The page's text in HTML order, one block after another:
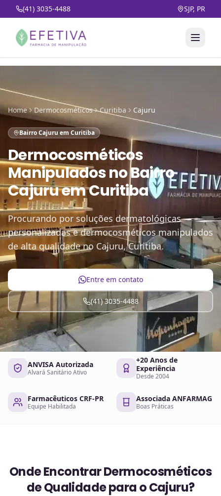
(41) 3035-4488 SJP, PR
Home Dermocosméticos Curitiba Cajuru
Bairro Cajuru em Curitiba
Dermocosméticos
ManipuladosnoBairro
Cajuru em Curitiba
Procurando por soluções dermatológicas
personalizadas e dermocosméticos manipulados
de alta qualidade no Cajuru, Curitiba.
Entre em contato
(41) 3035-4488
ANVISA Autorizada
Alvará Sanitário Ativo
+20 Anos de
Experiência
Desde 2004
Farmacêuticos CRF-PR
Equipe Habilitada
Associada ANFARMAG
Boas Práticas
Onde Encontrar Dermocosméticos
de Qualidade para o Cajuru?